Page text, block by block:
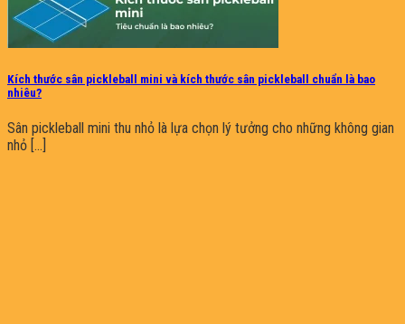
Kích thước sân pickleball mini và kích thước sân pickleball chuẩn là bao
nhiêu?
Sân pickleball mini thu nhỏ là lựa chọn lý tưởng cho những không gian
nhỏ [...]